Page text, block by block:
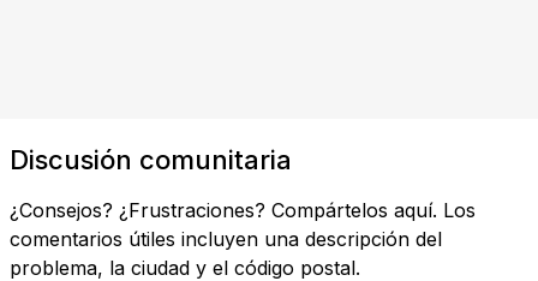
Discusión comunitaria
¿Consejos? ¿Frustraciones? Compártelos aquí. Los
comentarios útiles incluyen una descripción del
problema, la ciudad y el código postal.